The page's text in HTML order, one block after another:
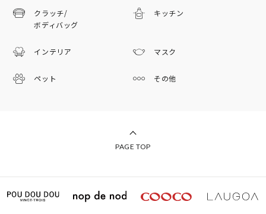
クラッチ/
ボディバッグ
キッチン
インテリア マスク
ペット その他
PAGE TOP